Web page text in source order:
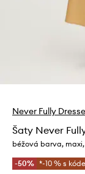
Never Fully
Šaty Never
béžová barva, maxi,
-50% *-10 % s